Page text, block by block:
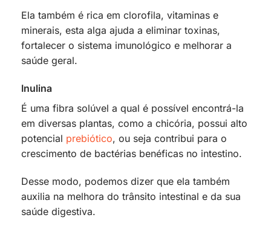
Ela também é rica em clorofila, vitaminas e
minerais, esta alga ajuda a eliminar toxinas,
fortalecer o sistema imunológico e melhorar a
saúde geral.
Inulina
É uma fibra solúvel a qual é possível encontrá-la
em diversas plantas, como a chicória, possui alto
potencial prebiótico, ou seja contribui para o
crescimento de bactérias benéficas no intestino.
Desse modo, podemos dizer que ela também
auxilia na melhora do trânsito intestinal e da sua
saúde digestiva.